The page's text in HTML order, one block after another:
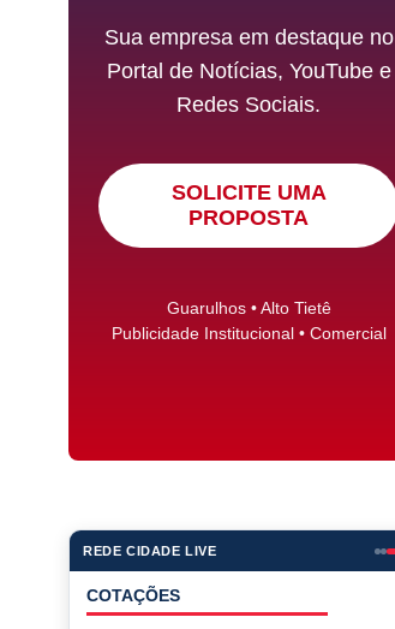
Sua empresa em destaque no
Portal de Notícias, YouTube e
Redes Sociais.
SOLICITE UMA
PROPOSTA
Guarulhos • Alto Tietê
Publicidade Institucional • Comercial
REDE CIDADE LIVE
COTAÇÕES